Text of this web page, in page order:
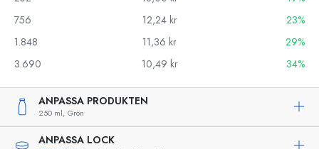
756
12,24 kr
23%
1.848
11,36 kr
29%
3.690
10,49 kr 34%
ANPASSA PRODUKTEN
250 ml, Grön
ANPASSA LOCK